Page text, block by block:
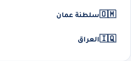
🇴🇲سلطنة عمان
🇮🇶العراق